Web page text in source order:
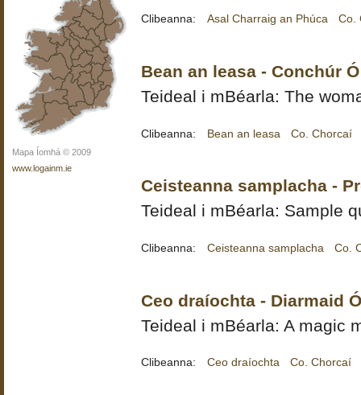
Mapa Íomhá © 2009
www.logainm.ie
Clibeanna: Asal Charraig an Phúca Co.
Bean an leasa - Conchúr
Teideal i mBéarla: The
Clibeanna: Bean an leasa Co. Chorcaí
Ceisteanna samplacha -
Teideal i mBéarla: Sample
Clibeanna: Ceisteanna samplacha Co.
Ceo draíochta - Diarmaid
Teideal i mBéarla: A magic
Clibeanna: Ceo draíochta Co. Chorcaí